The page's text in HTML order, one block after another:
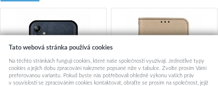
Tato webová stránka používá cookies
Na těchto stránkách fungují cookies, které naše společnosti využívají. Jednotlivé typy
cookies a jejich dobu zpracování naleznete popsané níže v tabulce. Zvolte prosím Vámi
preferovanou variantu. Pokud byste nás potřebovali ohledně výkonu vašich práv
v souvislosti se zpracováním cookies kontaktovat, obraťte se prosím na společnost, jejíž